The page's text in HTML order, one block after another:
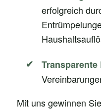
erfolgreich
Transparente
Mit uns gewinnen